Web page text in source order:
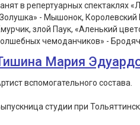
в репертуарных спектаклях
- Мышонок,
злой Паук, «Аленький
чемоданчиков» -
Мария
вспомогательного состава.
студии при